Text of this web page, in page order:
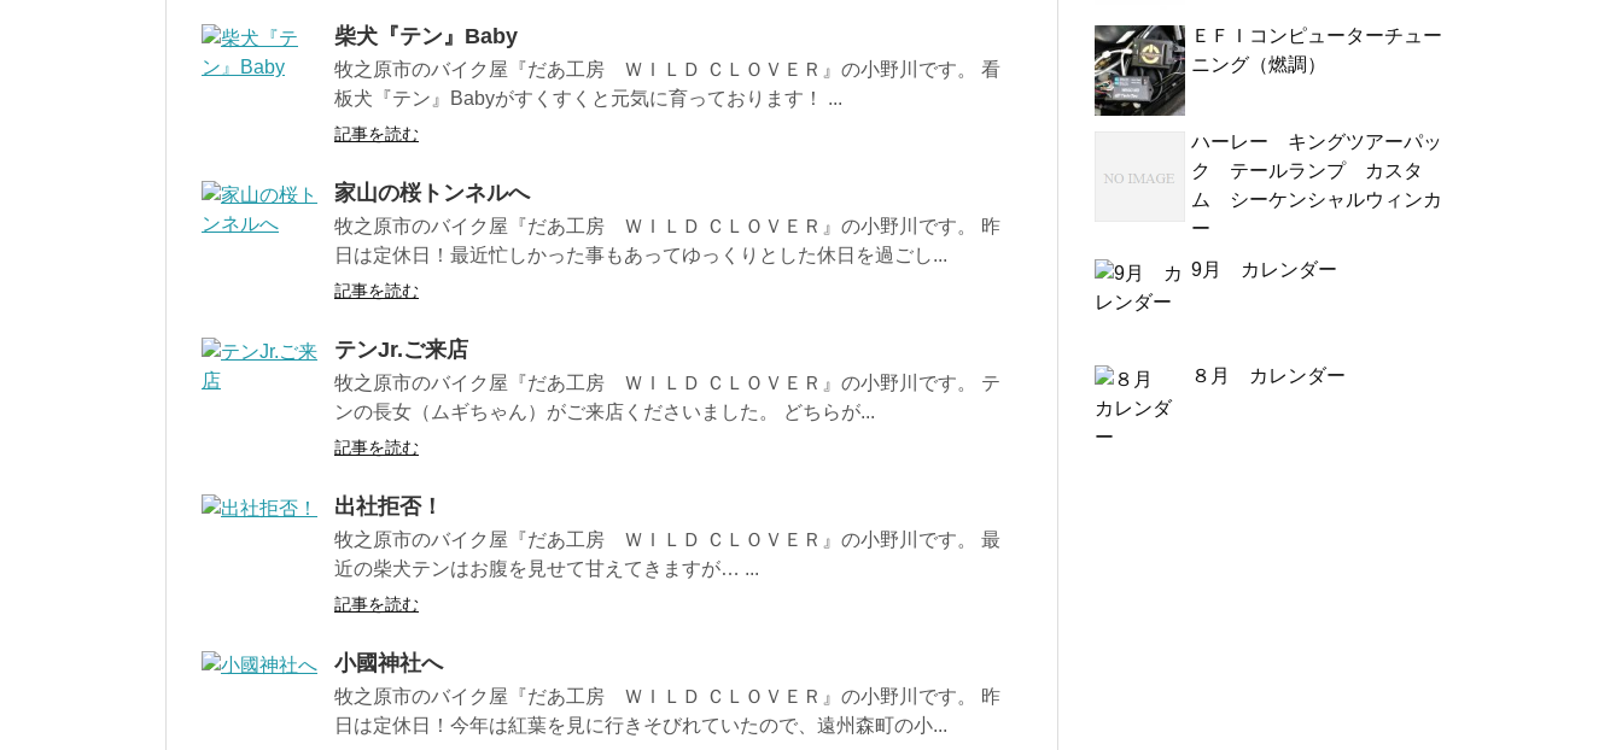
柴犬『テン』Baby
牧之原市のバイク屋『だあ工房 ＷＩＬＤ ＣＬＯＶＥＲ』の小野川です。 看
板犬『テン』Babyがすくすくと元気に育っております！ ...
記事を読む
家山の桜トンネルへ
牧之原市のバイク屋『だあ工房 ＷＩＬＤ ＣＬＯＶＥＲ』の小野川です。 昨
日は定休日！最近忙しかった事もあってゆっくりとした休日を過ごし...
記事を読む
テンJr.ご来店
牧之原市のバイク屋『だあ工房 ＷＩＬＤ ＣＬＯＶＥＲ』の小野川です。 テ
ンの長女（ムギちゃん）がご来店くださいました。 どちらが...
記事を読む
出社拒否！
牧之原市のバイク屋『だあ工房 ＷＩＬＤ ＣＬＯＶＥＲ』の小野川です。 最
近の柴犬テンはお腹を見せて甘えてきますが… ...
記事を読む
小國神社へ
牧之原市のバイク屋『だあ工房 ＷＩＬＤ ＣＬＯＶＥＲ』の小野川です。 昨
日は定休日！今年は紅葉を見に行きそびれていたので、遠州森町の小...
ＥＦＩコンピューターチュー
ニング（燃調）
ハーレー キングツアーパッ
ク テールランプ カスタ
ム シーケンシャルウィンカ
ー
9月 カレンダー
８月 カレンダー